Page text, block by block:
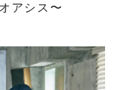
アシス〜